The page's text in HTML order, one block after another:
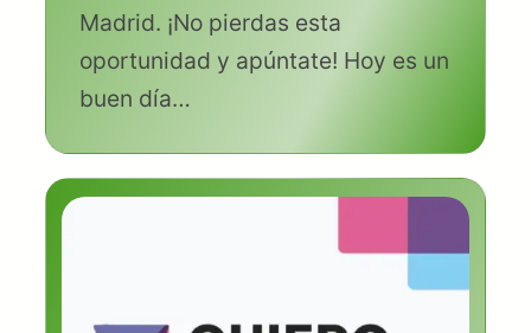
Madrid. ¡No pierdas esta
oportunidad y apúntate! Hoy es un
buen día…